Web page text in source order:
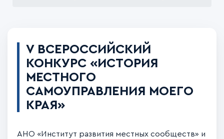
V ВСЕРОССИЙСКИЙ
КОНКУРС «ИСТОРИЯ
МЕСТНОГО
САМОУПРАВЛЕНИЯ МОЕГО
КРАЯ»
АНО «Институт развития местных сообществ» и